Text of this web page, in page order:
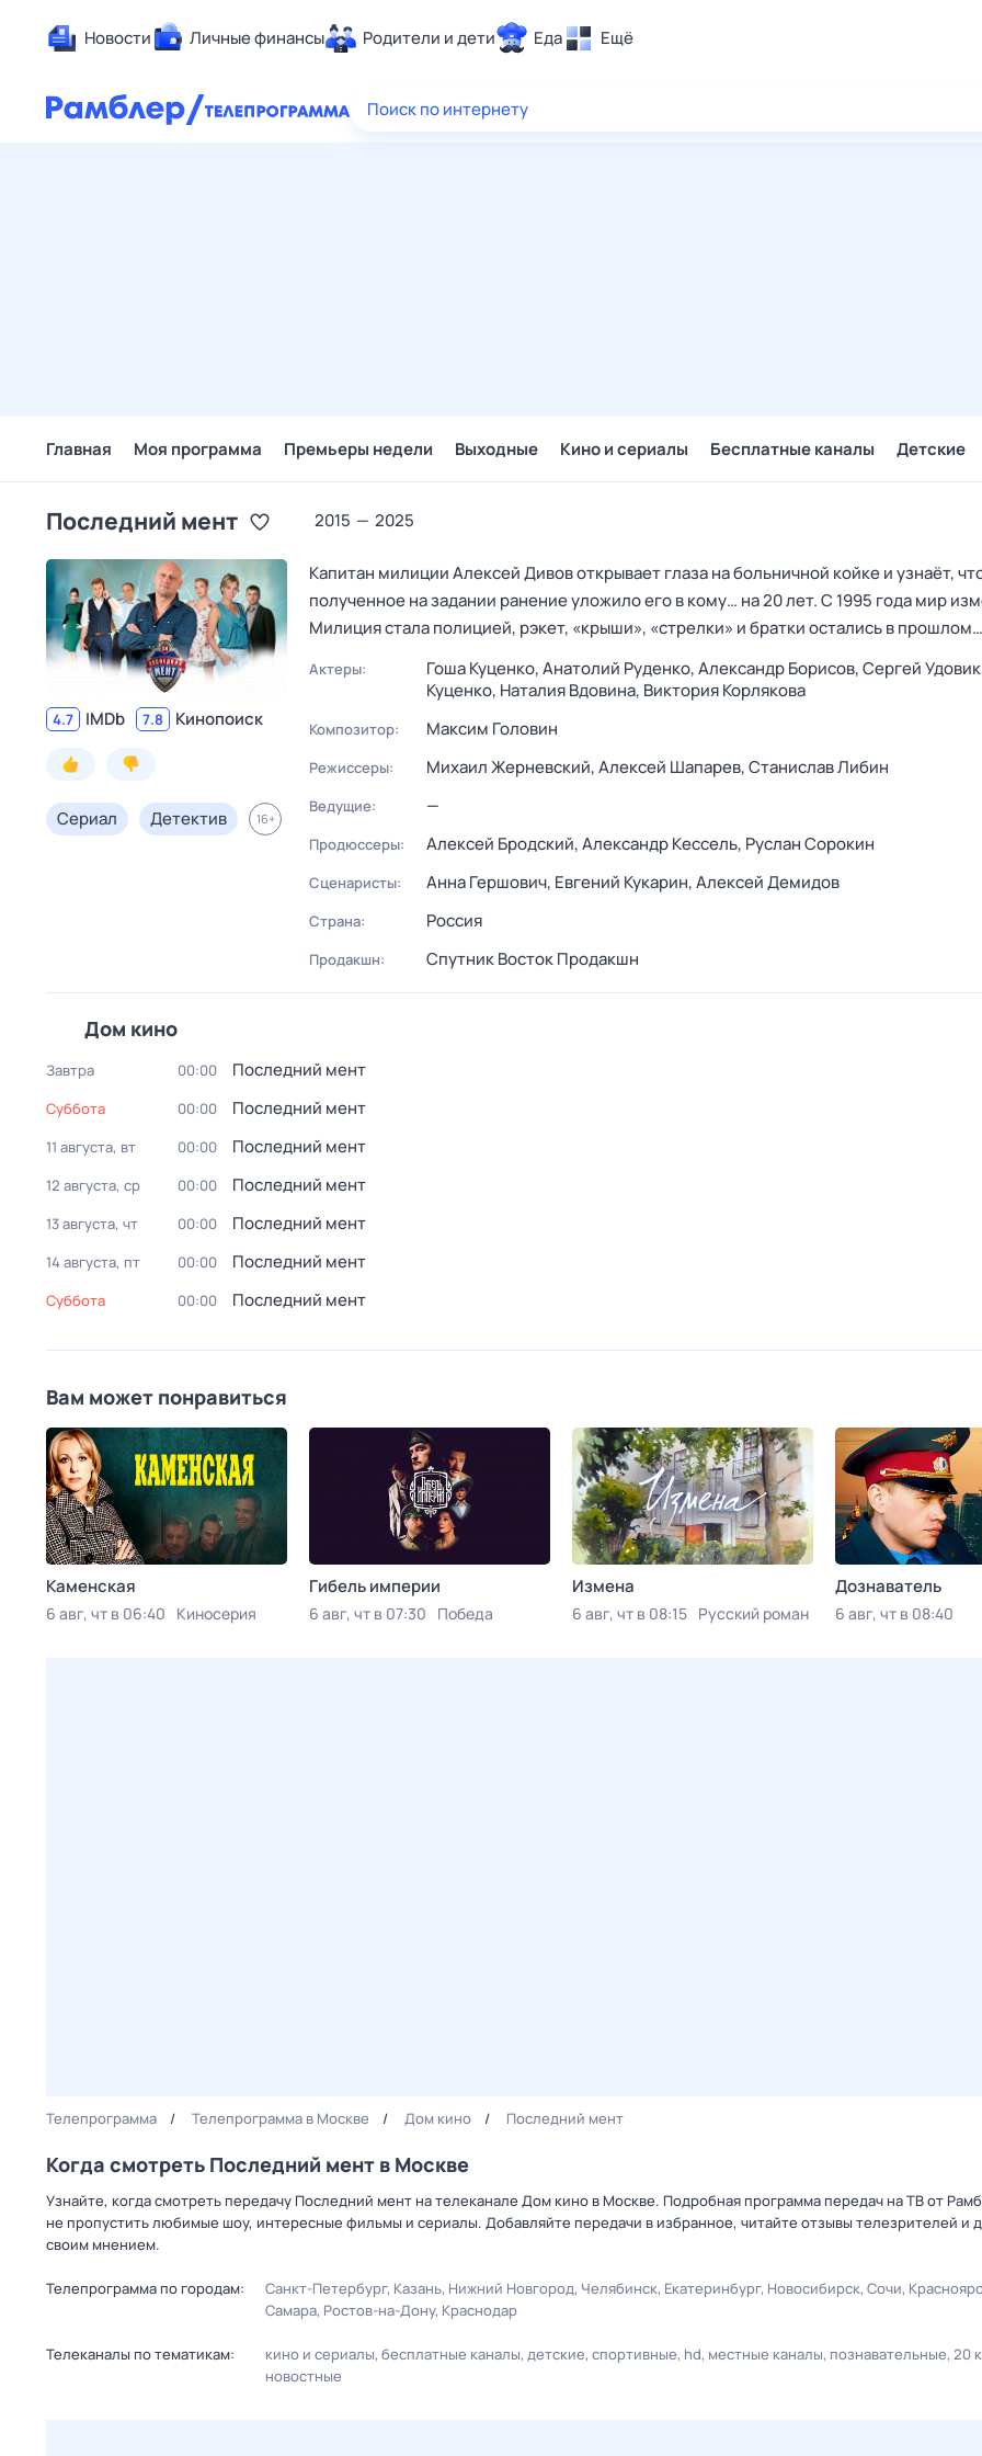
Новости Личные финансы Родители и дети Еда Ещё
Здоровье
Поиск по интернету
Главная Моя программа Премьеры недели Выходные Кино и сериалы Бесплатные каналы Детские
Последний мент 2015 — 2025
4.7 IMDb 7.8 Кинопоиск
Сериал Детектив 16+
Капитан милиции Алексей Дивов открывает глаза на больничной койке и узнаёт,
полученное на задании ранение уложило его в кому… на 20 лет. С 1995 года мир
Милиция стала полицией, рэкет, «крыши», «стрелки» и братки остались в прошлом…
Актеры: Гоша Куценко,Анатолий Руденко,Александр Борисов,Сергей
Куценко, Наталия Вдовина, Виктория Корлякова
Композитор: Максим Головин
Режиссеры: Михаил Жерневский,Алексей Шапарев,Станислав Либин
Ведущие: —
Продюссеры: Алексей Бродский,Александр Кессель, Руслан Сорокин
Сценаристы: Анна Гершович, Евгений Кукарин,Алексей Демидов
Страна: Россия
Продакшн: Спутник Восток Продакшн
Дом кино
Завтра 00:00 Последний мент
суббота 00:00 Последний мент
11 августа, вт 00:00 Последний мент
12 августа, ср 00:00 Последний мент
13 августа, чт 00:00 Последний мент
14 августа, пт 00:00 Последний мент
суббота 00:00 Последний мент
Вам может понравиться
Каменская
6 авг, чт в 06:40 Киносерия
Гибель империи
6 авг, чт в 07:30 Победа
Измена
6 авг, чт в 08:15 Русский роман
Дознаватель
6 авг, чт в 08:40
Телепрограмма Телепрограмма в Москве Дом кино Последний мент
Когда смотреть Последний мент в Москве
Узнайте, когда смотреть передачу Последний мент на телеканале Дом кино в Москве. Подробная программа передач на ТВ от
не пропустить любимые шоу, интересные фильмы и сериалы. Добавляйте передачи в избранное, читайте отзывы телезрителей и
своим мнением.
Телепрограмма по городам: Санкт-Петербург Казань Нижний Новгород Челябинск Екатеринбург Новосибирск Сочи
Самара Ростов-на-Дону Краснодар
Телеканалы по тематикам: кино и сериалы бесплатные каналы детские спортивные hd местные каналы познавательные 20
новостные